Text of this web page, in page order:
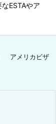
ESTAやア
アメリカビザ